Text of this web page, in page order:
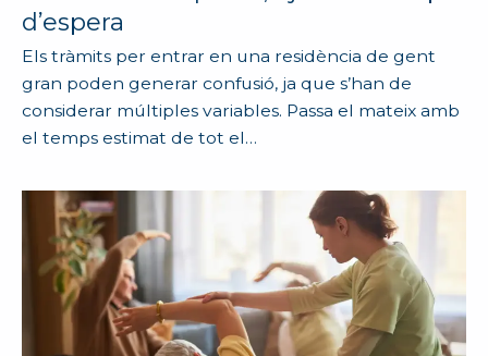
d’espera
Els tràmits per entrar en una residència de gent
gran poden generar confusió, ja que s’han de
considerar múltiples variables. Passa el mateix amb
el temps estimat de tot el…